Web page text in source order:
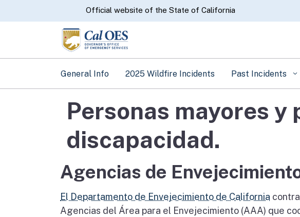
CA.govOfficial website of the State of California
General Info 2025 Wildfire Incidents Past Incidents
Personas mayores y
discapacidad.
Agencias de
El Departamento de Envejecimiento de California
Agencias del Área para el Envejecimiento (AAA) que